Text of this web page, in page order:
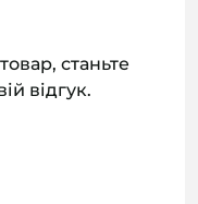
станьте
відгук.